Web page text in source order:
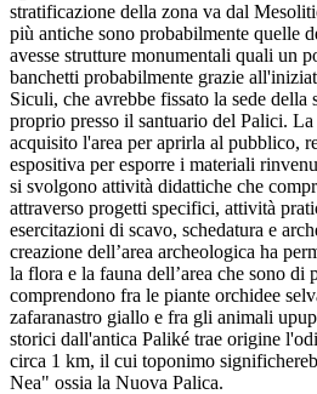
stratificazione della zona va dal
più antiche sono probabilmente quelle
avesse strutture monumentali quali un
banchetti probabilmente grazie
Siculi, che avrebbe fissato la sede della
proprio presso il santuario del Palici. La
acquisito l'area per aprirla al pubblico,
espositiva per esporre i materiali
si svolgono attività didattiche che
attraverso progetti specifici, attività
esercitazioni di scavo, schedatura e
creazione dell’area archeologica ha
la flora e la fauna dell’area che sono di
comprendono fra le piante orchidee
zafaranastro giallo e fra gli animali
storici dall'antica Paliké trae origine
circa 1 km, il cui toponimo
Nea" ossia la Nuova Palica.